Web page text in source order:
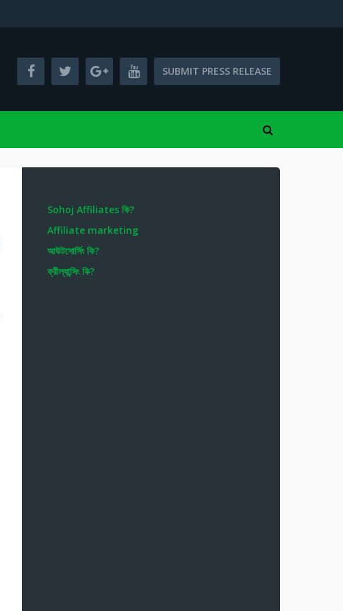
SUBMIT PRESS RELEASE
Sohoj Affiliates কি?
Affiliate marketing
আউটসোর্সিং কি?
ফ্রীল্যান্সিং কি?